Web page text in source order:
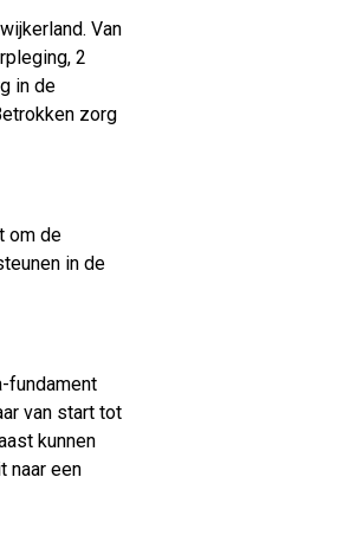
Van
2
in de
zorg
om de
in de
fundament
van start tot
kunnen
naar een